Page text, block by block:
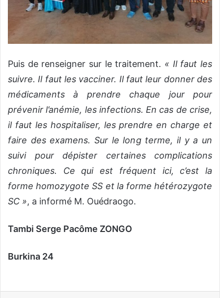
Puis de renseigner sur le traitement. « Il faut les
suivre. Il faut les vacciner. Il faut leur donner des
médicaments à prendre chaque jour pour
prévenir l’anémie, les infections. En cas de crise,
il faut les hospitaliser, les prendre en charge et
faire des examens. Sur le long terme, il y a un
suivi pour dépister certaines complications
chroniques. Ce qui est fréquent ici, c’est la
forme homozygote SS et la forme hétérozygote
SC », a informé M. Ouédraogo.
Tambi Serge Pacôme ZONGO
Burkina 24